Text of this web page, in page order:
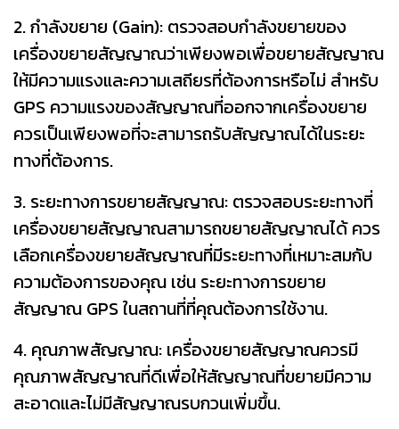
2. กำลังขยาย (Gain): ตรวจสอบกำลังขยายของ
เครื่องขยายสัญญาณว่าเพียงพอเพื่อขยายสัญญาณ
ให้มีความแรงและความเสถียรที่ต้องการหรือไม่ สำหรับ
GPS ความแรงของสัญญาณที่ออกจากเครื่องขยาย
ควรเป็นเพียงพอที่จะสามารถรับสัญญาณได้ในระยะ
ทางที่ต้องการ.
3. ระยะทางการขยายสัญญาณ: ตรวจสอบระยะทางที่
เครื่องขยายสัญญาณสามารถขยายสัญญาณได้ ควร
เลือกเครื่องขยายสัญญาณที่มีระยะทางที่เหมาะสมกับ
ความต้องการของคุณ เช่น ระยะทางการขยาย
สัญญาณ GPS ในสถานที่ที่คุณต้องการใช้งาน.
4. คุณภาพสัญญาณ: เครื่องขยายสัญญาณควรมี
คุณภาพสัญญาณที่ดีเพื่อให้สัญญาณที่ขยายมีความ
สะอาดและไม่มีสัญญาณรบกวนเพิ่มขึ้น.